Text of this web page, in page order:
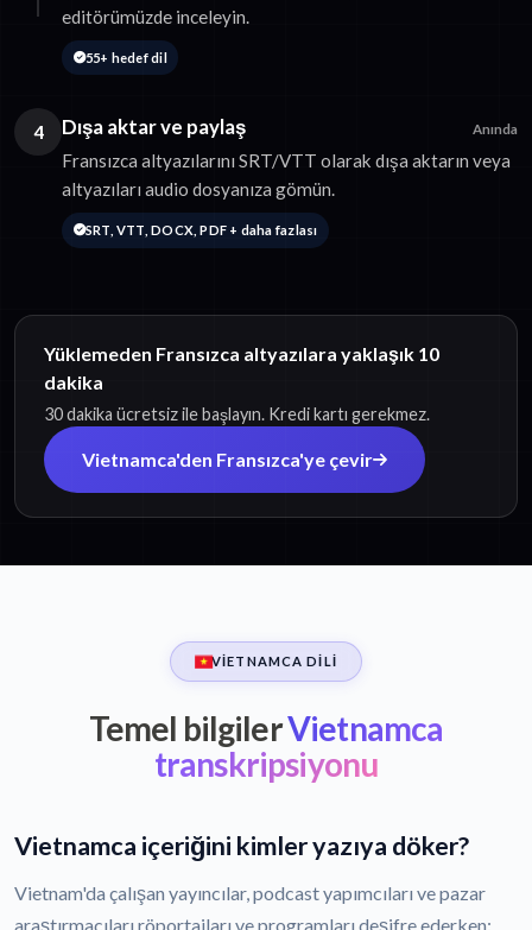
editörümüzde inceleyin.
55+ hedef dil
4 Dışa aktar ve paylaş Anında
Fransızca altyazılarını SRT/VTT olarak dışa aktarın veya
altyazıları audio dosyanıza gömün.
SRT, VTT, DOCX, PDF + daha fazlası
Yüklemeden Fransızca altyazılara yaklaşık 10
dakika
30 dakika ücretsiz ile başlayın. Kredi kartı gerekmez.
Vietnamca'den Fransızca'ye çevir
VIETNAMCA DILI
Temel bilgilerVietnamca
transkripsiyonu
Vietnamca içeriğini kimler yazıya döker?
Vietnam'da çalışan yayıncılar, podcast yapımcıları ve pazar
araştırmacıları röportajları ve programları deşifre ederken;